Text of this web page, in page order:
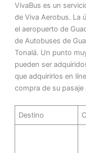
VivaBus es un
de Viva Aerobus. La
el aeropuerto de
de Autobuses de
Tonalá. Un punto
pueden ser
que adquirirlos en
compra de su pasaje
Destino